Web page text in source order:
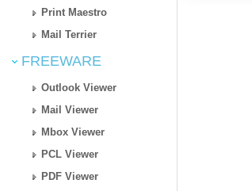
Print Maestro
Mail Terrier
FREEWARE
Outlook Viewer
Mail Viewer
Mbox Viewer
PCL Viewer
PDF Viewer